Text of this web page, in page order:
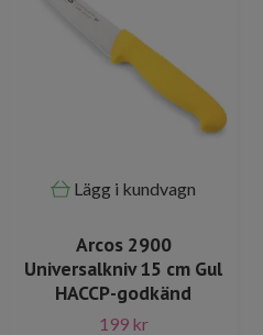
Lägg i kundvagn
Arcos 2900
Universalkniv 15 cm Gul
HACCP-godkänd
199 kr